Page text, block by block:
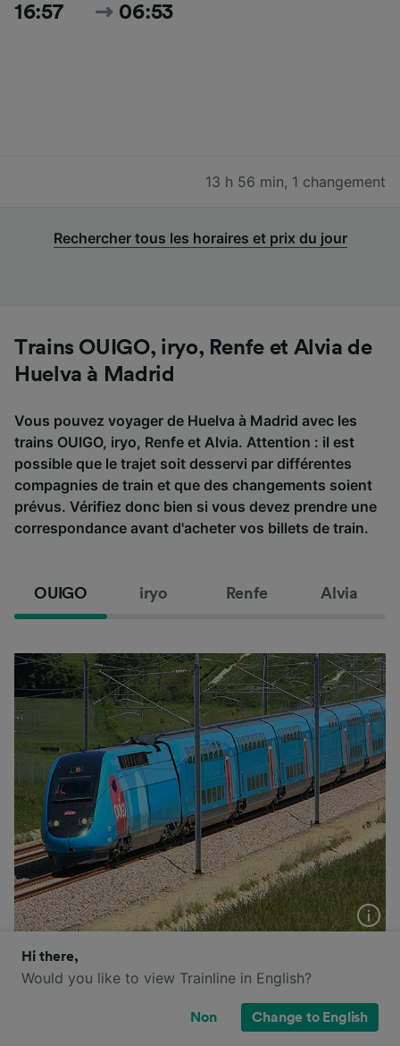
16:57 06:53
13 h 56 min, 1 changement
Rechercher tous les horaires et prix du jour
Trains OUIGO, iryo, Renfe et Alvia de
Huelva à Madrid
Vous pouvez voyager de Huelva à Madrid avec les
trains OUIGO, iryo, Renfe et Alvia. Attention : il est
possible que le trajet soit desservi par différentes
compagnies de train et que des changements soient
prévus. Vérifiez donc bien si vous devez prendre une
correspondance avant d'acheter vos billets de train.
OUIGO iryo Renfe Alvia
en France et en Espagne. En France, les trains OUIGO
possèdent une classe de confort unique, équivalente à
la 2e classe d’un TGV INOUI classique. Les billets
OUIGO sont uniquement disponibles sur internet. Vous
Hi there,
Would you like to view Trainline in English?
Non Change to English